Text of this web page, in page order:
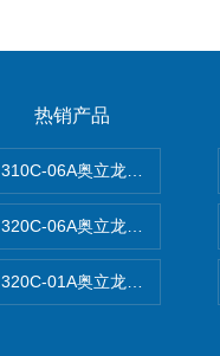
热销产品
310C-06A奥立龙实验室台式
320C-06A奥立龙实验室便携
320C-01A奥立龙实验室便携